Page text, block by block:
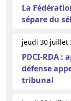
La
sépare du
jeudi 30 juillet
PDCI-RDA :
défense
tribunal